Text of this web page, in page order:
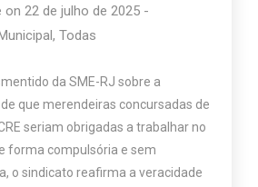
on22 de julho de 2025 -
,Todas
da SME-RJ sobre a
que merendeiras concursadas de
seriam obrigadas a trabalhar no
forma compulsória e sem
o sindicato reafirma a veracidade